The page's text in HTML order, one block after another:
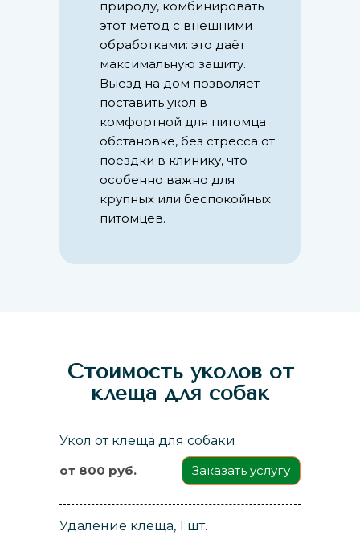
природу, комбинировать
этот метод с внешними
обработками: это даёт
максимальную защиту.
Выезд на дом позволяет
поставить укол в
комфортной для питомца
обстановке, без стресса от
поездки в клинику, что
особенно важно для
крупных или беспокойных
питомцев.
Стоимость уколов от
клеща для собак
Укол от клеща для собаки
от 800 руб.
Заказать услугу
Удаление клеща, 1 шт.